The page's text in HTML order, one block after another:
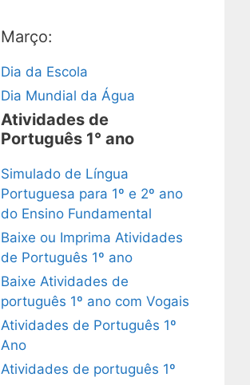
Março:
Dia da Escola
Dia Mundial da Água
Atividades de
Português 1° ano
Simulado de Língua
Portuguesa para 1º e 2º ano
do Ensino Fundamental
Baixe ou Imprima Atividades
de Português 1º ano
Baixe Atividades de
português 1º ano com Vogais
Atividades de Português 1º
Ano
Atividades de português 1º